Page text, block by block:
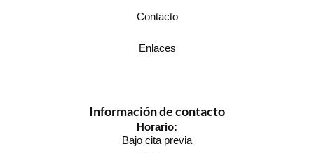
Contacto
Enlaces
Información de contacto
Horario:
Bajo cita previa